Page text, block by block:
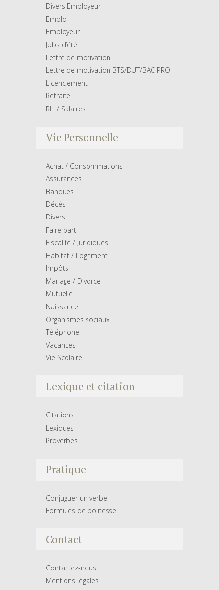
Divers Employeur
Emploi
Employeur
Jobs d’été
Lettre de motivation
Lettre de motivation BTS/DUT/BAC PRO
Licenciement
Retraite
RH / Salaires
Vie Personnelle
Achat / Consommations
Assurances
Banques
Décés
Divers
Faire part
Fiscalité / Juridiques
Habitat / Logement
Impôts
Mariage / Divorce
Mutuelle
Naissance
Organismes sociaux
Téléphone
Vacances
Vie Scolaire
Lexique et citation
Citations
Lexiques
Proverbes
Pratique
Conjuguer un verbe
Formules de politesse
Contact
Contactez-nous
Mentions légales